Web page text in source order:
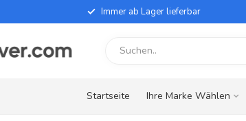
Immer ab Lager lieferbar
Startseite Ihre Marke Wählen